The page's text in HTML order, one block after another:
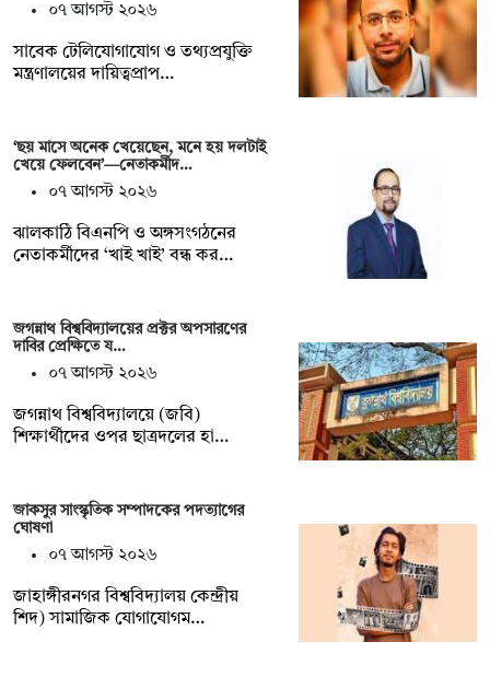
০৭ আগস্ট ২০২৬
সাবেক টেলিযোগাযোগ ও তথ্যপ্রযুক্তি
মন্ত্রণালয়ের দায়িত্বপ্রাপ…
‘ছয় মাসে অনেক খেয়েছেন, মনে হয় দলটাই
খেয়ে ফেলবেন’—নেতাকর্মীদ…
০৭ আগস্ট ২০২৬
ঝালকাঠি বিএনপি ও অঙ্গসংগঠনের
নেতাকর্মীদের ‘খাই খাই’ বন্ধ কর…
জগন্নাথ বিশ্ববিদ্যালয়ের প্রক্টর অপসারণের
দাবির প্রেক্ষিতে য…
০৭ আগস্ট ২০২৬
জগন্নাথ বিশ্ববিদ্যালয়ে (জবি)
শিক্ষার্থীদের ওপর ছাত্রদলের হা…
জাকসুর সাংস্কৃতিক সম্পাদকের পদত্যাগের
ঘোষণা
০৭ আগস্ট ২০২৬
‎জাহাঙ্গীরনগর বিশ্ববিদ্যালয় কেন্দ্রীয়
শিদ) সামাজিক যোগাযোগম…